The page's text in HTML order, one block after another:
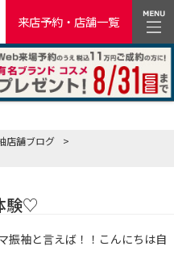
来店予約・店舗一覧
店舗ブログ
>
験♡
振袖と言えば！！こんにちは自